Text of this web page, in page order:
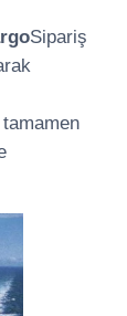
Sipariş